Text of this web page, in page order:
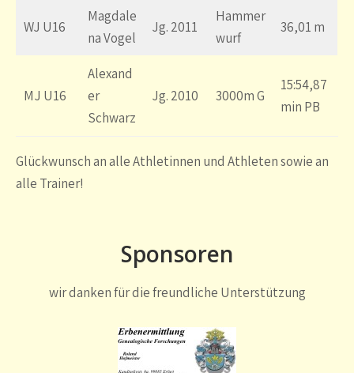
WJ U16
Magdale
na Vogel
Jg. 2011
Hammer
wurf
36,01 m
MJ U16
Alexand
er
Schwarz
Jg. 2010 3000m G
15:54,87
min PB
Glückwunsch an alle Athletinnen und Athleten sowie an
alle Trainer!
Sponsoren
wir danken für die freundliche Unterstützung